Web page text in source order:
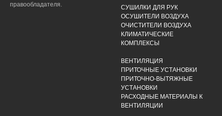
правообладателя.
СУШИЛКИ ДЛЯ РУК
ОСУШИТЕЛИ ВОЗДУХА
ОЧИСТИТЕЛИ ВОЗДУХА
КЛИМАТИЧЕСКИЕ
КОМПЛЕКСЫ
ВЕНТИЛЯЦИЯ
ПРИТОЧНЫЕ УСТАНОВКИ
ПРИТОЧНО-ВЫТЯЖНЫЕ
УСТАНОВКИ
РАСХОДНЫЕ МАТЕРИАЛЫ К
ВЕНТИЛЯЦИИ